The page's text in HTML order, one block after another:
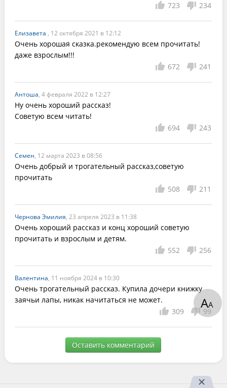
723
234
Елизавета , 12 октября 2021 в 12:12
Очень хорошая сказка.рекомендую всем прочитать!
даже взрослым!!!
672
241
Антоша, 4 февраля 2022 в 12:27
Ну очень хороший рассказ!
Советую всем читать!
694
243
Семен, 12 марта 2023 в 08:56
Очень добрый и трогательный рассказ,советую
прочитать
508
211
Чернова Эмилия, 23 апреля 2023 в 11:38
Очень хороший рассказ и конц хороший советую
прочитать и взрослым и детям.
552
256
Валентина, 11 ноября 2024 в 10:30
Очень трогательный рассказ. Купила дочери книжку
заячьи лапы, никак начитаться не может.
309
99
Оставить комментарий
АА